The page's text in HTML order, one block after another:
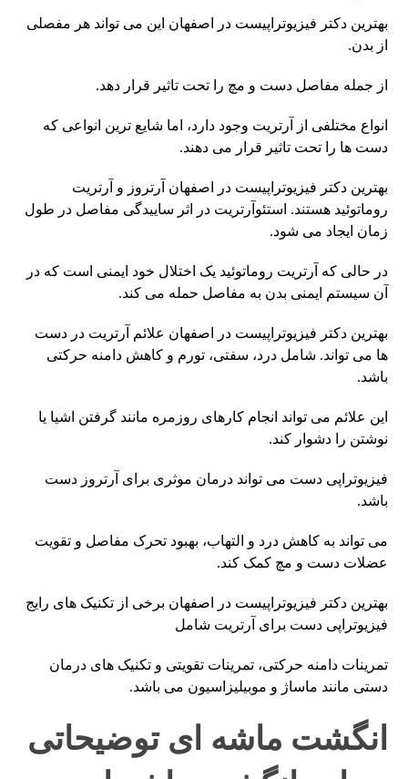
بهترین دکتر فیزیوتراپیست در اصفهان این می تواند هر مفصلی
از بدن.
از جمله مفاصل دست و مچ را تحت تاثیر قرار دهد.
انواع مختلفی از آرتریت وجود دارد، اما شایع ترین انواعی که
دست ها را تحت تاثیر قرار می دهند.
بهترین دکتر فیزیوتراپیست در اصفهان آرتروز و آرتریت
روماتوئید هستند. استئوآرتریت در اثر ساییدگی مفاصل در طول
زمان ایجاد می شود.
در حالی که آرتریت روماتوئید یک اختلال خود ایمنی است که در
آن سیستم ایمنی بدن به مفاصل حمله می کند.
بهترین دکتر فیزیوتراپیست در اصفهان علائم آرتریت در دست
ها می تواند. شامل درد، سفتی، تورم و کاهش دامنه حرکتی
باشد.
این علائم می تواند انجام کارهای روزمره مانند گرفتن اشیا یا
نوشتن را دشوار کند.
فیزیوتراپی دست می تواند درمان موثری برای آرتروز دست
باشد.
می تواند به کاهش درد و التهاب، بهبود تحرک مفاصل و تقویت
عضلات دست و مچ کمک کند.
بهترین دکتر فیزیوتراپیست در اصفهان برخی از تکنیک های رایج
فیزیوتراپی دست برای آرتریت شامل
تمرینات دامنه حرکتی، تمرینات تقویتی و تکنیک های درمان
دستی مانند ماساژ و موبیلیزاسیون می باشد.
انگشت ماشه ای توضیحاتی